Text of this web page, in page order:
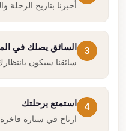
أخبرنا بتاريخ الرحلة
3
السائق يصلك في
سائقنا سيكون
4
استمتع برحلتك
ارتاح في سيارة فاخرة